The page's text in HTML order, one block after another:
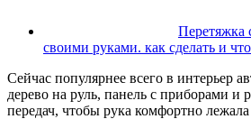
Перетяжка
своими руками. как сделать и
Сейчас популярнее всего в интерьер
дерево на руль, панель с приборами и
передач, чтобы рука комфортно